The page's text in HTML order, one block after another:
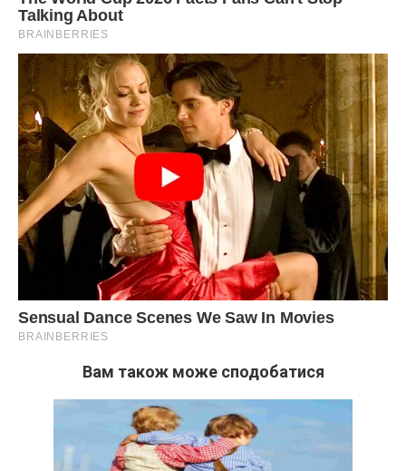
Вам також може сподобатися